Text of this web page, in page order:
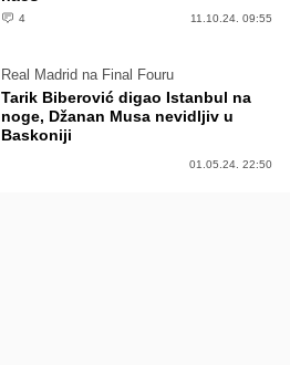
4 11.10.24. 09:55
Real Madrid na Final Fouru
Tarik Biberović digao Istanbul na
noge, Džanan Musa nevidljiv u
Baskoniji
01.05.24. 22:50